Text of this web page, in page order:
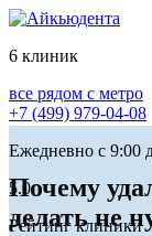
6 клиник
все рядом с метро
+7 (499) 979-04-08
Ежедневно с 9:00
5.0
Рейтинг клиники
Почему
делать не